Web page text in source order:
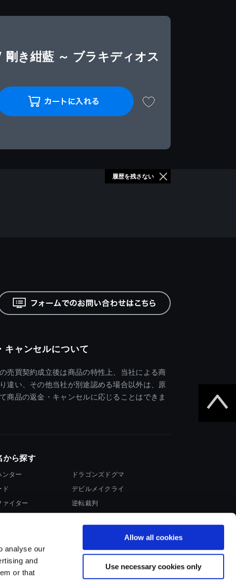
analyse our
and
or that
Allow all cookies
Use necessary cookies only
剛き紺藍 ～ ブラキディオス
履歴を残さない
キャンセルについて
売買契約成立後は商品の特性上、当社による商
違い、その他当社が別途認める場合以外は、原
商品の返金・キャンセルに応じることはできま
から探す
ンター
ド
ァイター
ドラゴンズドグマ
デビルメイクライ
逆転裁判